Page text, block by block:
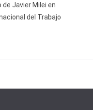
Javier Milei en
del Trabajo